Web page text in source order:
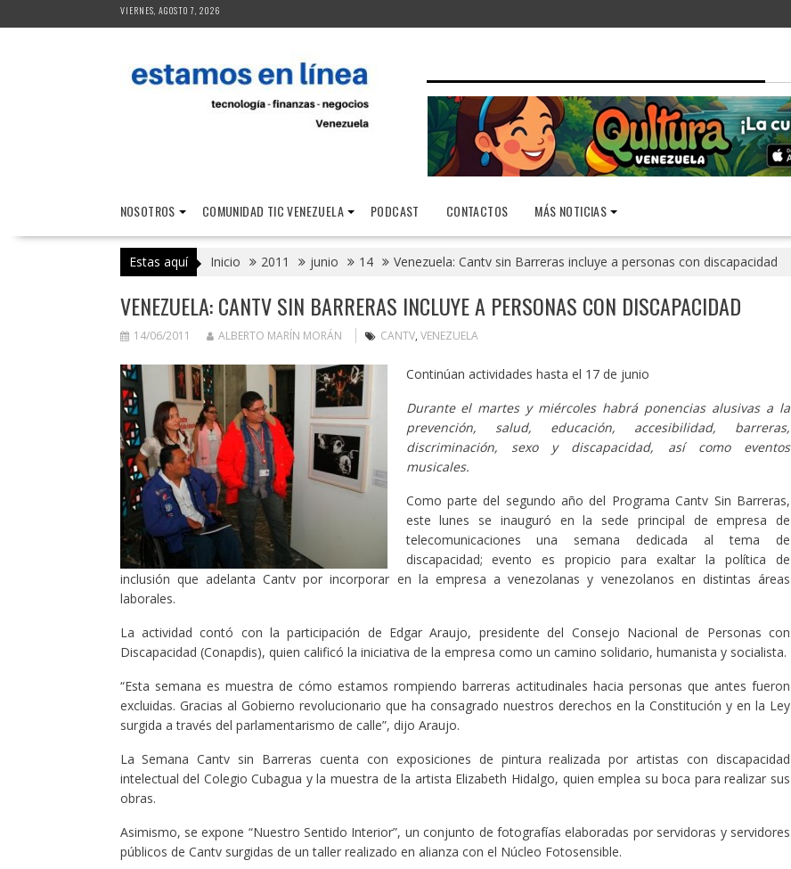
al
VIERNES, AGOSTO 7, 2026
NOSOTROS COMUNIDAD TIC VENEZUELA PODCAST CONTACTOS MÁS NOTICIAS
Estas aquí Inicio 2011 junio 14 Venezuela: Cantv sin Barreras incluye a personas con discapacidad
VENEZUELA: CANTV SIN BARRERAS INCLUYE A PERSONAS CON DISCAPACIDAD
14/06/2011 ALBERTO MARÍN MORÁN CANTV, VENEZUELA
Continúan actividades hasta el 17 de junio
Durante el martes y miércoles habrá ponencias alusivas a la
prevención, salud, educación, accesibilidad, barreras,
discriminación, sexo y discapacidad, así como eventos
musicales.
Como parte del segundo año del Programa Cantv Sin Barreras,
este lunes se inauguró en la sede principal de empresa de
telecomunicaciones una semana dedicada al tema de
discapacidad; evento es propicio para exaltar la política de
inclusión que adelanta Cantv por incorporar en la empresa a venezolanas y venezolanos en distintas áreas
laborales.
La actividad contó con la participación de Edgar Araujo, presidente del Consejo Nacional de Personas con
Discapacidad (Conapdis), quien calificó la iniciativa de la empresa como un camino solidario, humanista y socialista.
“Esta semana es muestra de cómo estamos rompiendo barreras actitudinales hacia personas que antes fueron
excluidas. Gracias al Gobierno revolucionario que ha consagrado nuestros derechos en la Constitución y en la Ley
surgida a través del parlamentarismo de calle”, dijo Araujo.
La Semana Cantv sin Barreras cuenta con exposiciones de pintura realizada por artistas con discapacidad
intelectual del Colegio Cubagua y la muestra de la artista Elizabeth Hidalgo, quien emplea su boca para realizar sus
obras.
Asimismo, se expone “Nuestro Sentido Interior”, un conjunto de fotografías elaboradas por servidoras y servidores
públicos de Cantv surgidas de un taller realizado en alianza con el Núcleo Fotosensible.